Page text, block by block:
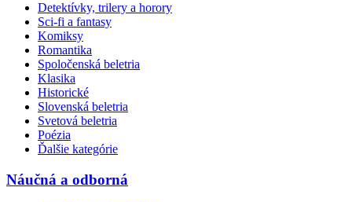
Detektívky, trilery a horory
Sci-fi a fantasy
Komiksy
Romantika
Spoločenská beletria
Klasika
Historické
Slovenská beletria
Svetová beletria
Poézia
Ďalšie kategórie
Náučná a odborná